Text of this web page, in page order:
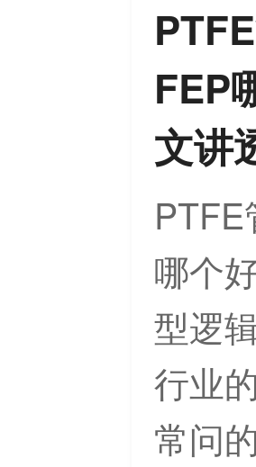
FEP
文讲
哪个
型逻
行业
常问